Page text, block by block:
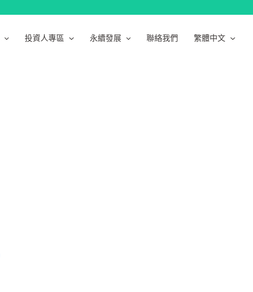
投資人專區 永續發展 聯絡我們 繁體中文